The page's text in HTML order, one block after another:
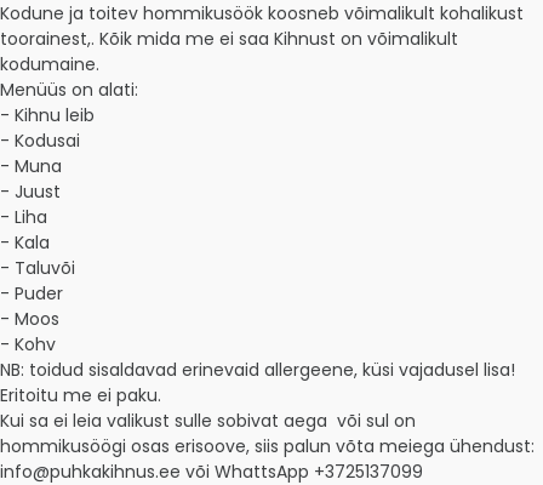
Kodune ja toitev hommikusöök koosneb võimalikult kohalikust
toorainest,. Kõik mida me ei saa Kihnust on võimalikult
kodumaine.
Menüüs on alati:
- Kihnu leib
- Kodusai
- Muna
- Juust
- Liha
- Kala
- Taluvõi
- Puder
- Moos
- Kohv
NB: toidud sisaldavad erinevaid allergeene, küsi vajadusel lisa!
Eritoitu me ei paku.
Kui sa ei leia valikust sulle sobivat aega  või sul on
hommikusöögi osas erisoove, siis palun võta meiega ühendust:
info@puhkakihnus.ee või WhattsApp +3725137099